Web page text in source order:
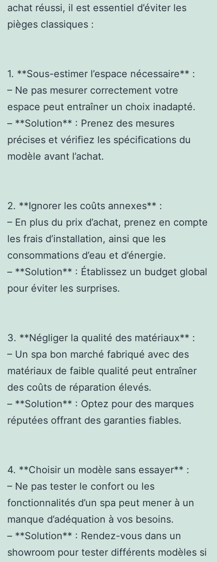
achat réussi, il est essentiel d’éviter les
pièges classiques :
1. **Sous-estimer l’espace nécessaire** :
– Ne pas mesurer correctement votre
espace peut entraîner un choix inadapté.
– **Solution** : Prenez des mesures
précises et vérifiez les spécifications du
modèle avant l’achat.
2. **Ignorer les coûts annexes** :
– En plus du prix d’achat, prenez en compte
les frais d’installation, ainsi que les
consommations d’eau et d’énergie.
– **Solution** : Établissez un budget global
pour éviter les surprises.
3. **Négliger la qualité des matériaux** :
– Un spa bon marché fabriqué avec des
matériaux de faible qualité peut entraîner
des coûts de réparation élevés.
– **Solution** : Optez pour des marques
réputées offrant des garanties fiables.
4. **Choisir un modèle sans essayer** :
– Ne pas tester le confort ou les
fonctionnalités d’un spa peut mener à un
manque d’adéquation à vos besoins.
– **Solution** : Rendez-vous dans un
showroom pour tester différents modèles si